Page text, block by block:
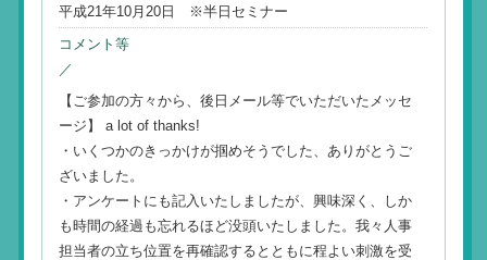
平成21年10月20日 ※半日セミナー
コメント等
／
【ご参加の方々から、後日メール等でいただいたメッセ
ージ】 a lot of thanks!
・いくつかのきっかけが掴めそうでした、ありがとうご
ざいました。
・アンケートにも記入いたしましたが、興味深く、しか
も時間の経過も忘れるほど没頭いたしました。我々人事
担当者の立ち位置を再確認するとともに程よい刺激を受